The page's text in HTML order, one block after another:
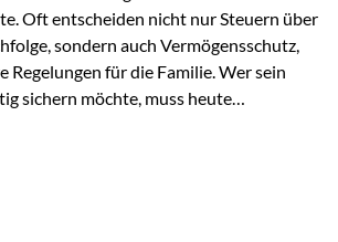
Oft entscheiden nicht nur Steuern über
sondern auch Vermögensschutz,
Regelungen für die Familie. Wer sein
sichern möchte, muss heute
herausgegeben und verfasst
miteinander verbindet.